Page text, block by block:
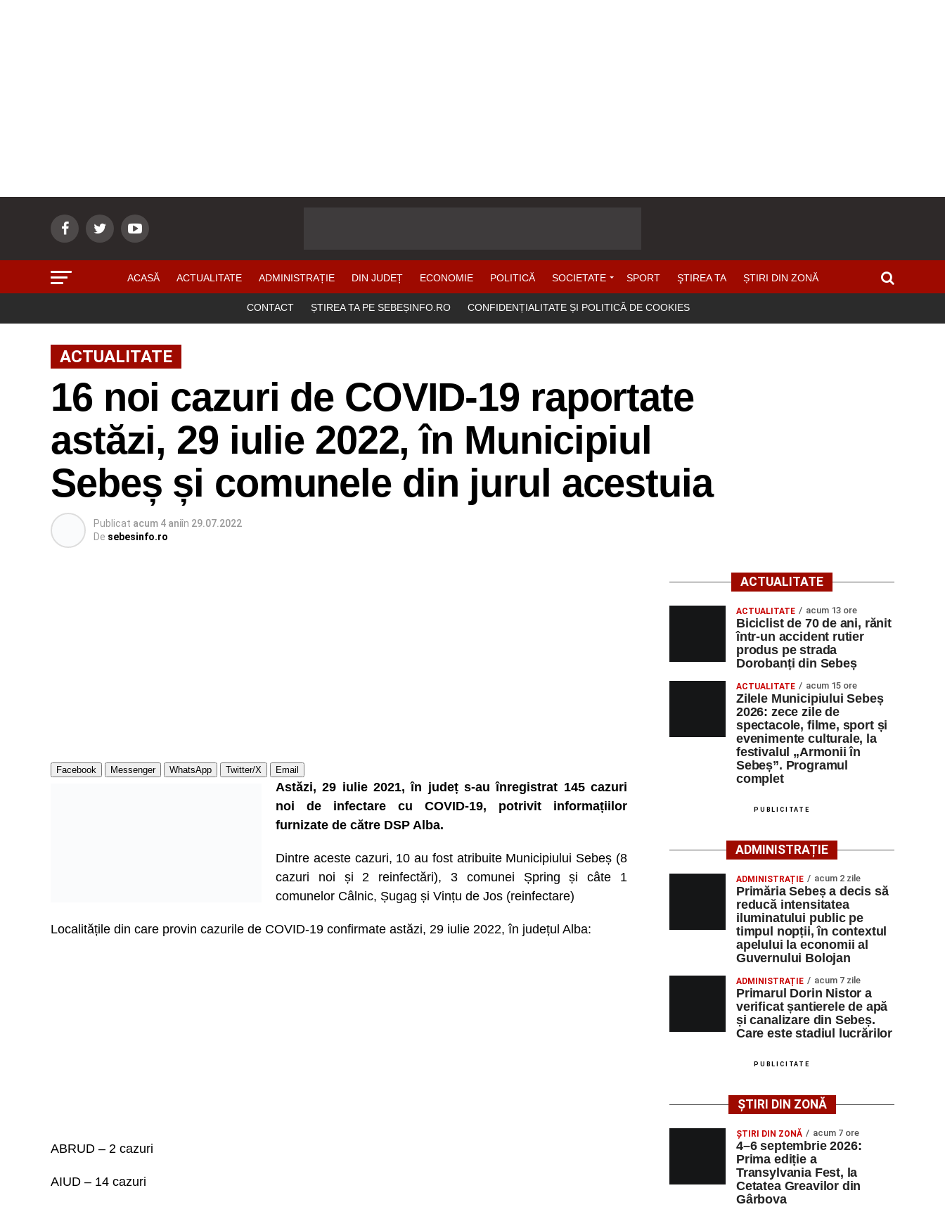
ACASĂ ACTUALITATE ADMINISTRAȚIE DIN JUDEȚ ECONOMIE POLITICĂ SOCIETATE SPORT ŞTIREA TA ȘTIRI DIN ZONĂ
CONTACT ȘTIREA TA PE SEBEȘINFO.RO CONFIDENȚIALITATE ȘI POLITICĂ DE COOKIES
ACTUALITATE
16 noi cazuri de COVID-19 raportate
astăzi, 29 iulie 2022, în Municipiul
Sebeș și comunele din jurul acestuia
Publicat acum 4 aniîn 29.07.2022
De sebesinfo.ro
Facebook Messenger WhatsApp Twitter/X Email
Astăzi, 29 iulie 2021, în județ s-au înregistrat 145 cazuri
noi de infectare cu COVID-19, potrivit informațiilor
furnizate de către DSP Alba.
Dintre aceste cazuri, 10 au fost atribuite Municipiului Sebeș (8
cazuri noi și 2 reinfectări), 3 comunei Șpring și câte 1
comunelor Câlnic, Șugag și Vințu de Jos (reinfectare)
Localitățile din care provin cazurile de COVID-19 confirmate astăzi, 29 iulie 2022, în județul Alba:
ABRUD – 2 cazuri
AIUD – 14 cazuri
ACTUALITATE
ACTUALITATE acum 13 ore
Biciclist de 70 de ani, rănit
într-un accident rutier
produs pe strada
Dorobanți din Sebeș
ACTUALITATE acum 15 ore
Zilele Municipiului Sebeș
2026: zece zile de
spectacole, filme, sport și
evenimente culturale, la
festivalul „Armonii în
Sebeș”. Programul
complet
PUBLICITATE
ADMINISTRAȚIE
ADMINISTRAȚIE acum 2 zile
Primăria Sebeș a decis să
reducă intensitatea
iluminatului public pe
timpul nopții, în contextul
apelului la economii al
Guvernului Bolojan
ADMINISTRAȚIE acum 7 zile
Primarul Dorin Nistor a
verificat șantierele de apă
și canalizare din Sebeș.
Care este stadiul lucrărilor
PUBLICITATE
ȘTIRI DIN ZONĂ
ȘTIRI DIN ZONĂ acum 7 ore
4–6 septembrie 2026:
Prima ediție a
Transylvania Fest, la
Cetatea Greavilor din
Gârbova